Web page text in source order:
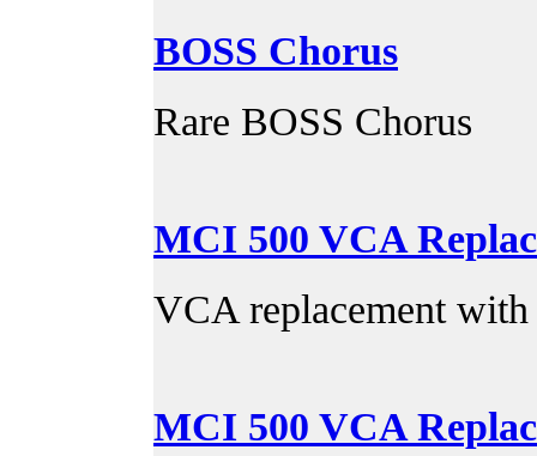
BOSS Chorus
Rare BOSS Chorus
MCI 500 VCA
VCA replacement
MCI 500 VCA